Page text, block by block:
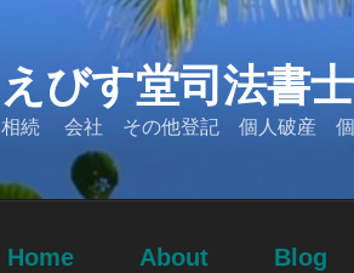
えびす堂司法書
相続 会社 その他登記 個人破産 個
Home About Blog